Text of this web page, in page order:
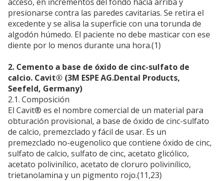
presionarse contra las paredes cavitarias. Se retira el
excedente y se alisa la superficie con una torunda de
algodón húmedo. El paciente no debe masticar con ese
diente por lo menos durante una hora.(1)
2. Cemento a base de óxido de cinc-sulfato de
calcio. Cavit® (3M ESPE AG.Dental Products,
Seefeld, Germany)
2.1. Composición
El Cavit® es el nombre comercial de un material para
obturación provisional, a base de óxido de cinc-sulfato
de calcio, premezclado y fácil de usar. Es un
premezclado no-eugenolico que contiene óxido de cinc,
sulfato de calcio, sulfato de cinc, acetato glicólico,
acetato polivinílico, acetato de cloruro polivinílico,
trietanolamina y un pigmento rojo.(11,23)